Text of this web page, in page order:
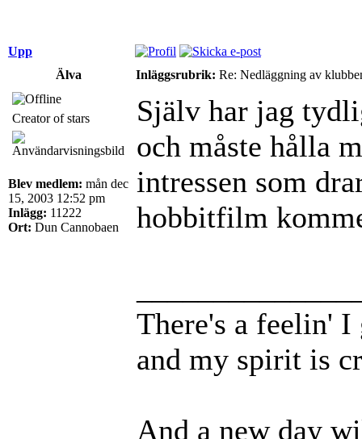
Upp
Älva
Inläggsrubrik: Re: Nedläggning av
Creator of stars
Blev medlem: mån dec
15, 2003 12:52 pm
Inlägg: 11222
Ort: Dun Cannobaen
Själv har jag
och måste hålla
intressen som
hobbitfilm
There's a feelin'
and my spirit is
And a new day